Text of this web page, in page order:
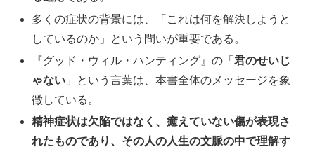
多くの症状の背景には、「これは何を解決しようと
しているのか」という問いが重要である。
『グッド・ウィル・ハンティング』の「君のせいじ
ゃない 」という言葉は、本書全体のメッセージを象
徴している。
精神症状は欠陥ではなく、癒えていない傷が表現さ
れたものであり、その人の人生の文脈の中で理解す